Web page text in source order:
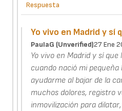
Respuesta
Yo vivo en Madrid y sí
PaulaG (unverified)27 Ene
Yo vivo en Madrid y sí
cuando nació mi
ayudarme al bajar de la
muchos dolores, registro
inmovilización para